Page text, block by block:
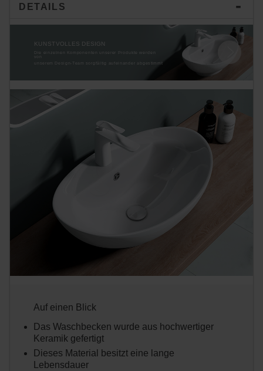
DETAILS
KUNSTVOLLES DESIGN
Die einzelnen Komponenten unserer Produkte werden
von
unserem Design-Team sorgfältig aufeinander abgestimmt
Auf einen Blick
Das Waschbecken wurde aus hochwertiger
Keramik gefertigt
Dieses Material besitzt eine lange
Lebensdauer